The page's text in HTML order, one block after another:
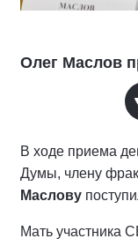
Олег Маслов
В ходе приема
Думы, члену
Маслову
Мать участника